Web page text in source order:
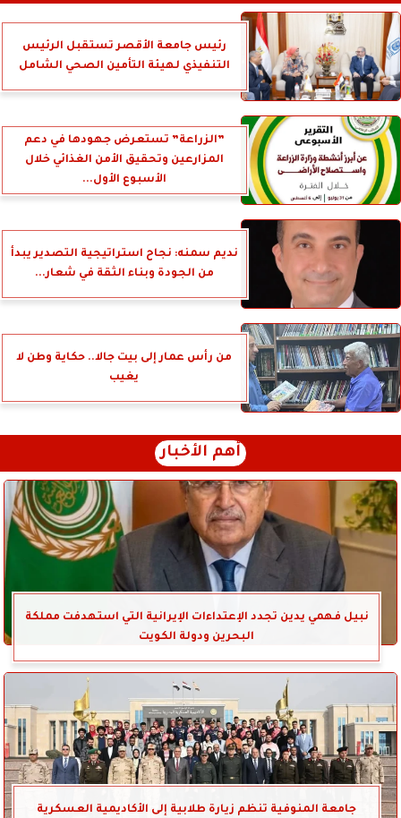
رئيس جامعة الأقصر تستقبل الرئيس
التنفيذي لهيئة التأمين الصحي الشامل
”الزراعة” تستعرض جهودها في دعم
المزارعين وتحقيق الأمن الغذائي خلال
الأسبوع الأول...
نديم سمنه: نجاح استراتيجية التصدير يبدأ
من الجودة وبناء الثقة في شعار...
من رأس عمار إلى بيت جالا.. حكاية وطن لا
يغيب
أهم الأخبار
نبيل فهمي يدين تجدد الإعتداءات الإيرانية التي استهدفت مملكة
البحرين ودولة الكويت
جامعة المنوفية تنظم زيارة طلابية إلى الأكاديمية العسكرية